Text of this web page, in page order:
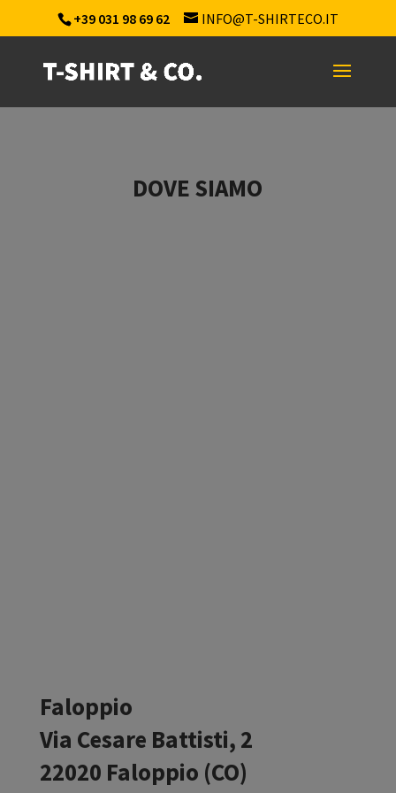
+39 031 98 69 62 INFO@T-SHIRTECO.IT
DOVE SIAMO
Faloppio
Via Cesare Battisti, 2
22020 Faloppio (CO)